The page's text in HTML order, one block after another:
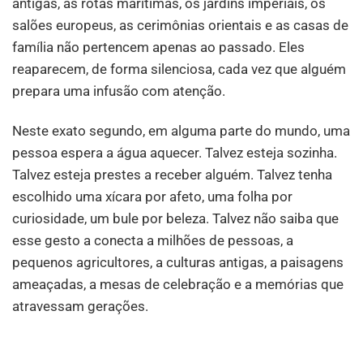
salões europeus, as cerimônias orientais e as casas de
família não pertencem apenas ao passado. Eles
reaparecem, de forma silenciosa, cada vez que alguém
prepara uma infusão com atenção.
Neste exato segundo, em alguma parte do mundo, uma
pessoa espera a água aquecer. Talvez esteja sozinha.
Talvez esteja prestes a receber alguém. Talvez tenha
escolhido uma xícara por afeto, uma folha por
curiosidade, um bule por beleza. Talvez não saiba que
esse gesto a conecta a milhões de pessoas, a
pequenos agricultores, a culturas antigas, a paisagens
ameaçadas, a mesas de celebração e a memórias que
atravessam gerações.